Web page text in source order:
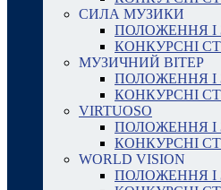
СИЛА МУЗИКИ
ПОЛОЖЕННЯ І
КОНКУРСНІ
МУЗИЧНИЙ ВІТЕР
ПОЛОЖЕННЯ І
КОНКУРСНІ
VIRTUOSO
ПОЛОЖЕННЯ І
КОНКУРСНІ
WORLD VISION
ПОЛОЖЕННЯ І